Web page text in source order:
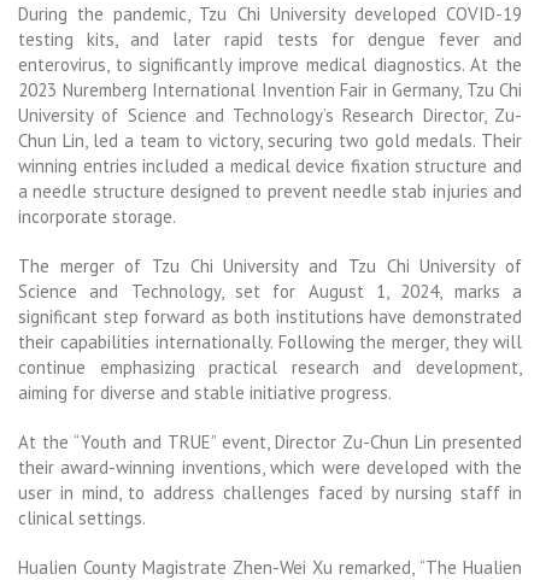
During the pandemic, Tzu Chi University developed COVID-19
testing kits, and later rapid tests for dengue fever and
enterovirus, to significantly improve medical diagnostics. At the
2023 Nuremberg International Invention Fair in Germany, Tzu Chi
University of Science and Technology’s Research Director, Zu-
Chun Lin, led a team to victory, securing two gold medals. Their
winning entries included a medical device fixation structure and
a needle structure designed to prevent needle stab injuries and
incorporate storage.
The merger of Tzu Chi University and Tzu Chi University of
Science and Technology, set for August 1, 2024, marks a
significant step forward as both institutions have demonstrated
their capabilities internationally. Following the merger, they will
continue emphasizing practical research and development,
aiming for diverse and stable initiative progress.
At the “Youth and TRUE” event, Director Zu-Chun Lin presented
their award-winning inventions, which were developed with the
user in mind, to address challenges faced by nursing staff in
clinical settings.
Hualien County Magistrate Zhen-Wei Xu remarked, “The Hualien